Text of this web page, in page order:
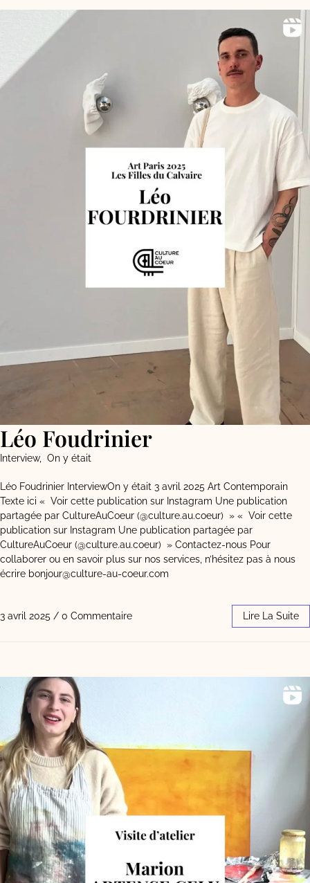
Léo Foudrinier
Interview, On y était
Léo Foudrinier InterviewOn y était 3 avril 2025 Art Contemporain
Texte ici « Voir cette publication sur Instagram Une publication
partagée par CultureAuCoeur (@culture.au.coeur) » « Voir cette
publication sur Instagram Une publication partagée par
CultureAuCoeur (@culture.au.coeur) » Contactez-nous Pour
collaborer ou en savoir plus sur nos services, n’hésitez pas à nous
écrire bonjour@culture-au-coeur.com
3 avril 2025 / 0 Commentaire Lire La Suite